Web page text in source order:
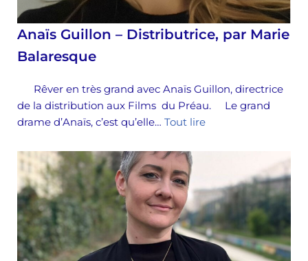
Anaïs Guillon – Distributrice, par Marie
Balaresque
Rêver en très grand avec Anaïs Guillon, directrice
de la distribution aux Films du Préau. Le grand
drame d’Anaïs, c’est qu’elle… Tout lire